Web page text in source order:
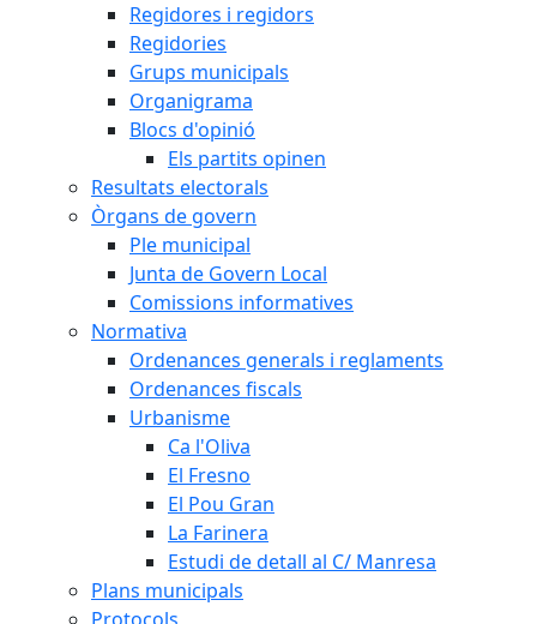
Regidores i regidors
Regidories
Grups municipals
Organigrama
Blocs d'opinió
Els partits opinen
Resultats electorals
Òrgans de govern
Ple municipal
Junta de Govern Local
Comissions informatives
Normativa
Ordenances generals i reglaments
Ordenances fiscals
Urbanisme
Ca l'Oliva
El Fresno
El Pou Gran
La Farinera
Estudi de detall al C/ Manresa
Plans municipals